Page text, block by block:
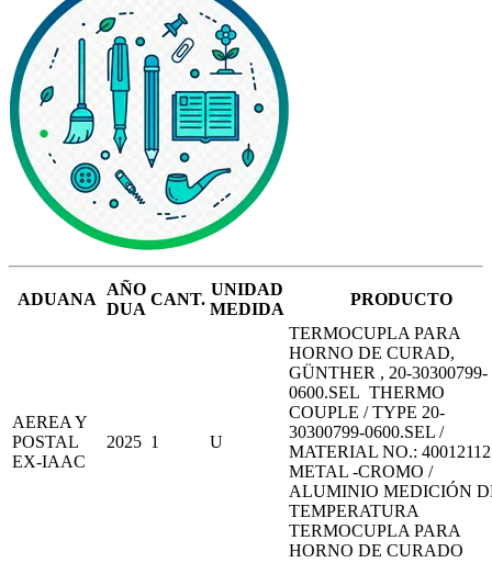
ADUANA
AÑO
DUA
CANT.
UNIDAD
MEDIDA
PRODUCTO
AEREA Y
POSTAL
EX-IAAC
2025 1 U
TERMOCUPLA PARA
HORNO DE CURAD,
GÜNTHER , 20-30300799-
0600.SEL THERMO
COUPLE / TYPE 20-
30300799-0600.SEL /
MATERIAL NO.: 40012112
METAL -CROMO /
ALUMINIO MEDICIÓN
TEMPERATURA
TERMOCUPLA PARA
HORNO DE CURADO